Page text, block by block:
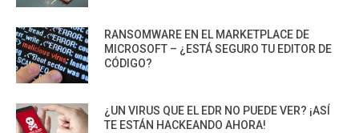
RANSOMWARE EN EL MARKETPLACE DE
MICROSOFT – ¿ESTÁ SEGURO TU EDITOR DE
CÓDIGO?
¿UN VIRUS QUE EL EDR NO PUEDE VER? ¡ASÍ
TE ESTÁN HACKEANDO AHORA!